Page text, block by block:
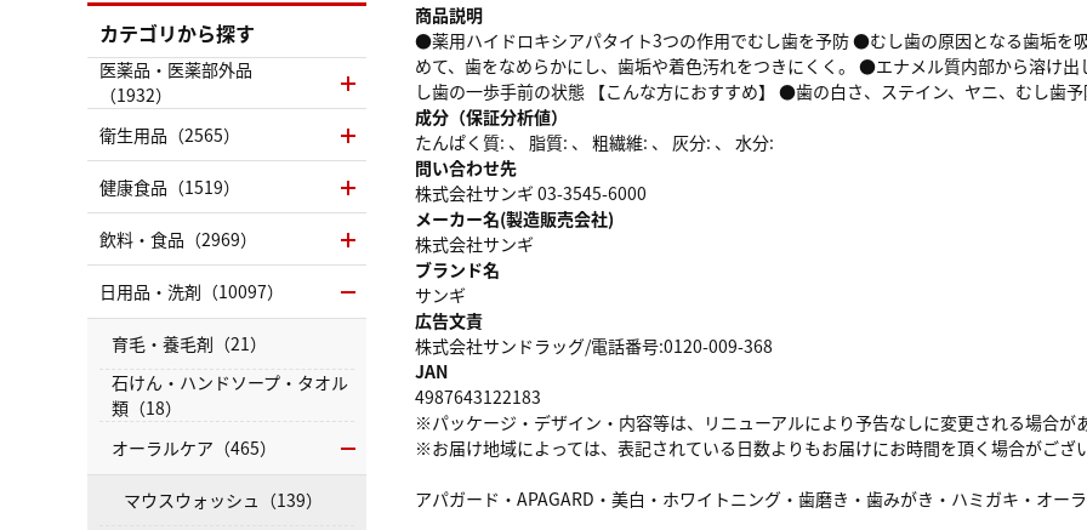
商品説明
●薬用ハイドロキシアパタイト3つの作用でむし歯を予防 ●むし歯の原因となる歯垢を
めて、歯をなめらかにし、歯垢や着色汚れをつきにくく。 ●エナメル質内部から溶け
し歯の一歩手前の状態 【こんな方におすすめ】 ●歯の白さ、ステイン、ヤニ、むし歯
成分（保証分析値）
たんぱく質: 、 脂質: 、 粗繊維: 、 灰分: 、 水分:
問い合わせ先
株式会社サンギ 03-3545-6000
メーカー名(製造販売会社)
株式会社サンギ
ブランド名
サンギ
広告文責
株式会社サンドラッグ/電話番号:0120-009-368
JAN
4987643122183
※パッケージ・デザイン・内容等は、リニューアルにより予告なしに変更される場合が
※お届け地域によっては、表記されている日数よりもお届けにお時間を頂く場合がござ
アパガード・APAGARD・美白・ホワイトニング・歯磨き・歯みがき・ハミガキ・オー
カテゴリから探す
医薬品・医薬部外品
（1932）
衛生用品（2565）
健康食品（1519）
飲料・食品（2969）
日用品・洗剤（10097）
育毛・養毛剤（21）
石けん・ハンドソープ・タオル
類（18）
オーラルケア（465）
マウスウォッシュ（139）